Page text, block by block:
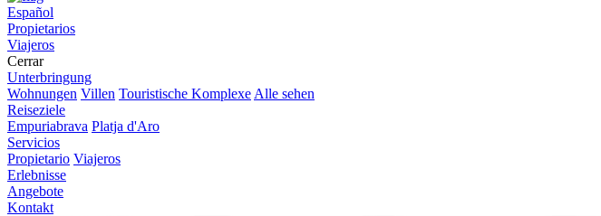
Español
Propietarios
Viajeros
Cerrar
Unterbringung
Wohnungen Villen Touristische Komplexe Alle sehen
Reiseziele
Empuriabrava Platja d'Aro
Servicios
Propietario Viajeros
Erlebnisse
Angebote
Kontakt